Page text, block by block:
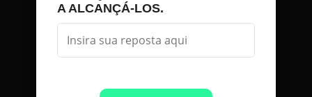
A ALCANÇÁ-LOS.